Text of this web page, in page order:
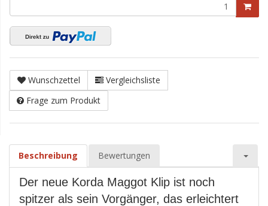
Wunschzettel
Vergleichsliste
Frage zum Produkt
Beschreibung Bewertungen
Der neue Korda Maggot Klip ist noch
spitzer als sein Vorgänger, das erleichtert